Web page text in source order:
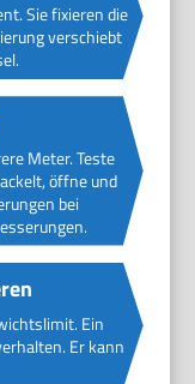
Sie fixieren die
verschiebt
Meter. Teste
öffne und
bei
Ein
Er kann